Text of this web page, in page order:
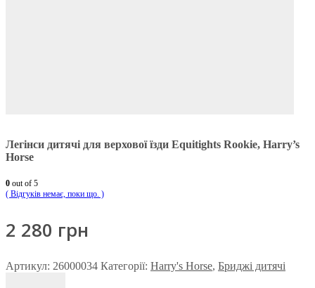
Легінси дитячі для верхової їзди Equitights Rookie, Harry’s
Horse
0 out of 5
( Відгуків немає, поки що. )
2 280 грн
Артикул: 26000034 Категорії: Harry's Horse, Бриджі дитячі